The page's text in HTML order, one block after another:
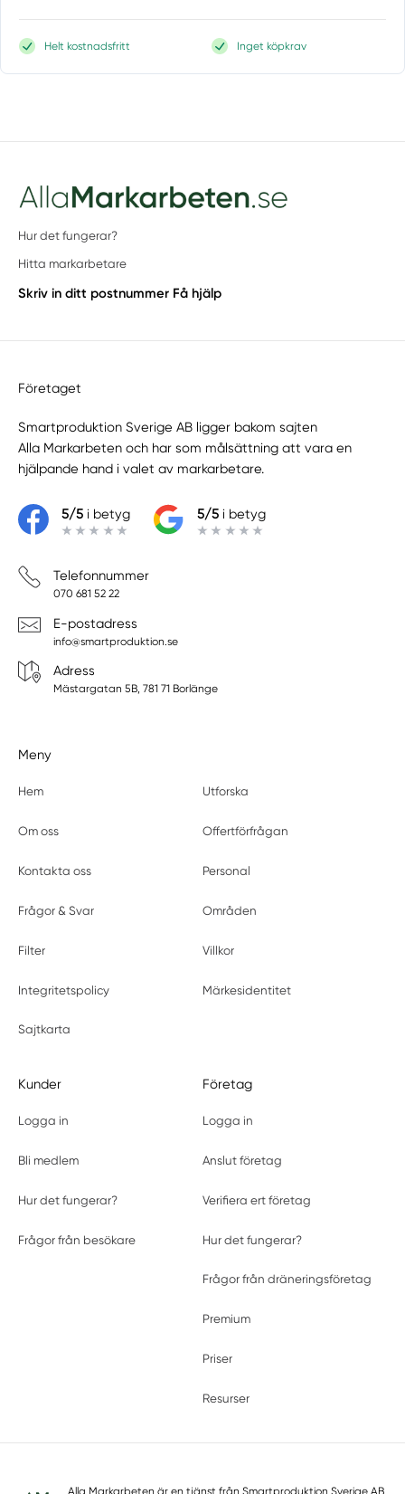
Helt kostnadsfritt Inget köpkrav
Hur det fungerar?
Hitta markarbetare
Skriv in ditt postnummer Få hjälp
Företaget
Smartproduktion Sverige AB ligger bakom sajten
Alla Markarbeten och har som målsättning att vara en
hjälpande hand i valet av markarbetare.
5/5i betyg 5/5i betyg
Telefonnummer
070 681 52 22
E-postadress
info@smartproduktion.se
Adress
Mästargatan 5B, 781 71 Borlänge
Meny
Hem Utforska
Om oss Offertförfrågan
Kontakta oss Personal
Frågor & Svar Områden
Filter Villkor
Integritetspolicy Märkesidentitet
Sajtkarta
Kunder
Logga in
Bli medlem
Hur det fungerar?
Frågor från besökare
Företag
Logga in
Anslut företag
Verifiera ert företag
Hur det fungerar?
Frågor från dräneringsföretag
Premium
Priser
Resurser